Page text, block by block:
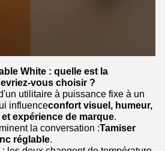
White : quelle est la
vous choisir ?
utilitaire à puissance fixe à un
influenceconfort visuel, humeur,
expérience de marque.
la conversation :Tamiser
réglable.